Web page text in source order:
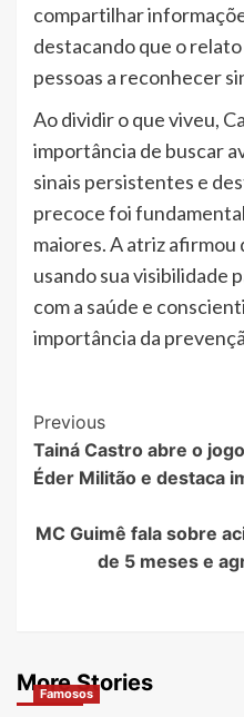
compartilhar
destacando que o
pessoas a reconhecer
Ao dividir o que viveu,
importância de buscar
sinais persistentes e
precoce foi
maiores. A atriz
usando sua visibilidade
com a saúde e
importância da
Post
Navigation
Previous
Tainá Castro abre o
Éder Militão e destaca
MC Guimê fala sobre
de 5 meses e
More Stories
Famosos